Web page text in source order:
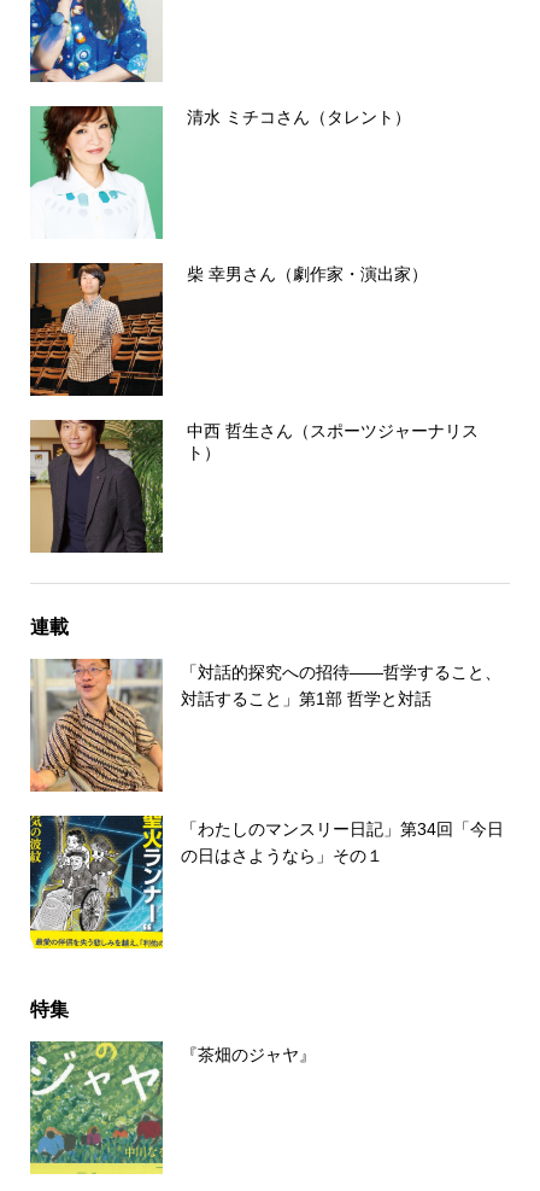
清水 ミチコさん（タレント）
柴 幸男さん（劇作家・演出家）
中西 哲生さん（スポーツジャーナリス
ト）
連載
「対話的探究への招待――哲学すること、
対話すること」第1部 哲学と対話
「わたしのマンスリー日記」第34回「今日
の日はさようなら」その１
特集
『茶畑のジャヤ』